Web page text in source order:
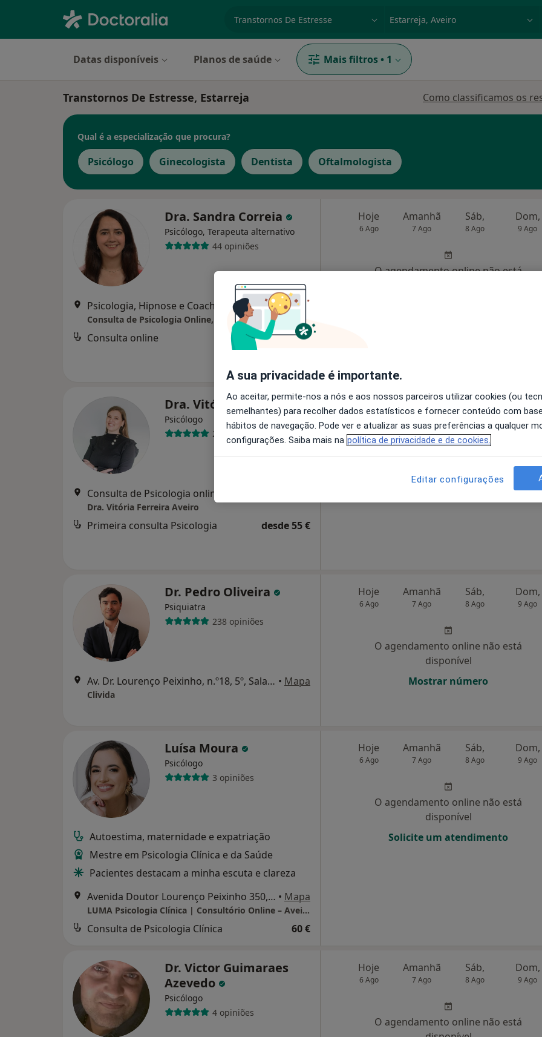
Datas disponíveis Planos de saúde Mais filtros • 1
Transtornos De Estresse, Estarreja Como classificamos os
Qual é a especialização que procura?
Psicólogo Ginecologista Dentista Oftalmologista
Dra. Sandra Correia
Psicólogo, Terapeuta alternativo
44 opiniões
Psicologia, Hipnose e Coaching, Aveiro•Mapa
Consulta de Psicologia Online, Aveiro
Consulta online desde 60 €
Hoje
6 Ago
Amanhã
7 Ago
Sáb,
8 Ago
Dom,
9 Ago
O agendamento online não está
Dra. Vitória Ferreira
Psicólogo
27 opiniões
Consulta de Psicologia online, Aveiro
Dra. Vitória Ferreira Aveiro
Primeira consulta Psicologia desde 55 €
Hoje
6 Ago
Amanhã
7 Ago
Sáb,
8 Ago
Dom,
9 Ago
disponível
Dr. Pedro Oliveira
Psiquiatra
238 opiniões
Av. Dr. Lourenço Peixinho, n.º18, 5º, Sala PQ, Aveiro • Mapa
Clivida
Hoje
6 Ago
Amanhã
7 Ago
Sáb,
8 Ago
Dom,
9 Ago
O agendamento online não está
disponível
Mostrar número
Luísa Moura
Psicólogo
3 opiniões
Autoestima, maternidade e expatriação
Mestre em Psicologia Clínica e da Saúde
Pacientes destacam a minha escuta e clareza
Avenida Doutor Lourenço Peixinho 350, Aveiro • Mapa
LUMA Psicologia Clínica | Consultório Online – Aveiro
Consulta de Psicologia Clínica 60 €
Hoje
6 Ago
Amanhã
7 Ago
Sáb,
8 Ago
Dom,
9 Ago
O agendamento online não está
disponível
Solicite um atendimento
Dr. Victor Guimaraes
Azevedo
Psicólogo
4 opiniões
Hoje
6 Ago
Amanhã
7 Ago
Sáb,
8 Ago
Dom,
9 Ago
O agendamento online não está
A sua privacidade é importante.
Ao aceitar, permite-nos a nós e aos nossos parceiros utilizar cookies (ou
semelhantes) para recolher dados estatísticos e fornecer conteúdo com
hábitos de navegação. Pode ver e atualizar as suas preferências a qualquer
configurações. Saiba mais na política de privacidade e de cookies.
Editar configurações